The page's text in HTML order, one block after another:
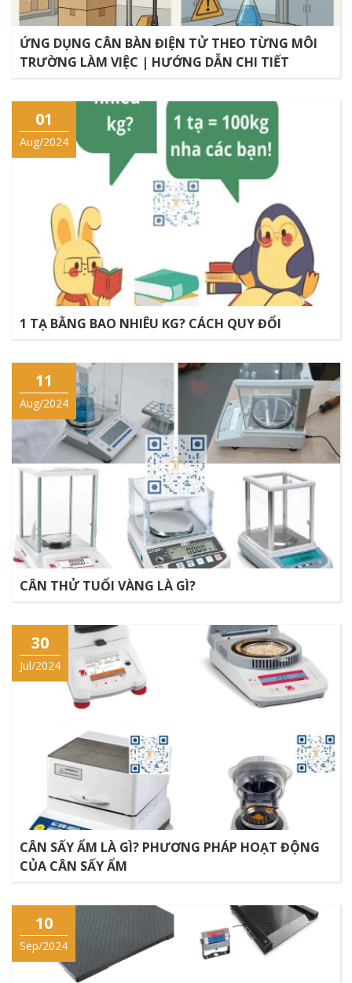
ỨNG DỤNG CÂN BÀN ĐIỆN TỬ THEO TỪNG MÔI
TRƯỜNG LÀM VIỆC | HƯỚNG DẪN CHI TIẾT
01
Aug/2024
1 TẠ BẰNG BAO NHIÊU KG? CÁCH QUY ĐỔI
11
Aug/2024
CÂN THỬ TUỔI VÀNG LÀ GÌ?
30
Jul/2024
CÂN SẤY ẨM LÀ GÌ? PHƯƠNG PHÁP HOẠT ĐỘNG
CỦA CÂN SẤY ẨM
10
Sep/2024